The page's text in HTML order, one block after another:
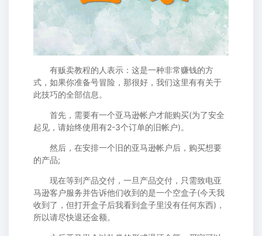
有贩卖教程的人表示：这是一种非常赚钱的方
式，如果你准备号冒险，那很好，我们这里有有关于
此技巧的全部信息。
首先，需要有一个亚马逊帐户才能购买(为了安全
起见，请始终使用有2-3个订单的旧帐户)。
然后，在安排一个旧的亚马逊帐户后，购买想要
的产品;
现在等到产品交付，一旦产品交付，只需致电亚
马逊客户服务并告诉他们收到的是一个空盒子(今天我
收到了，但打开盒子后我看到盒子里没有任何东西)，
所以请尽快退还金额。